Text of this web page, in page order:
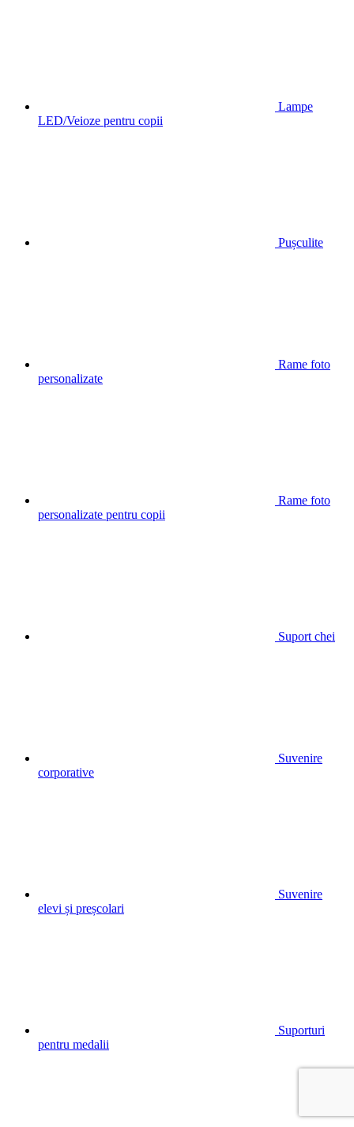
Lampe
LED/Veioze pentru copii
Pușculite
Rame foto
personalizate
Rame foto
personalizate pentru copii
Suport chei
Suvenire
corporative
Suvenire
elevi și preșcolari
Suporturi
pentru medalii